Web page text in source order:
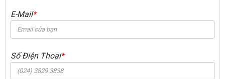
E-Mail*
Số Điện Thoại*